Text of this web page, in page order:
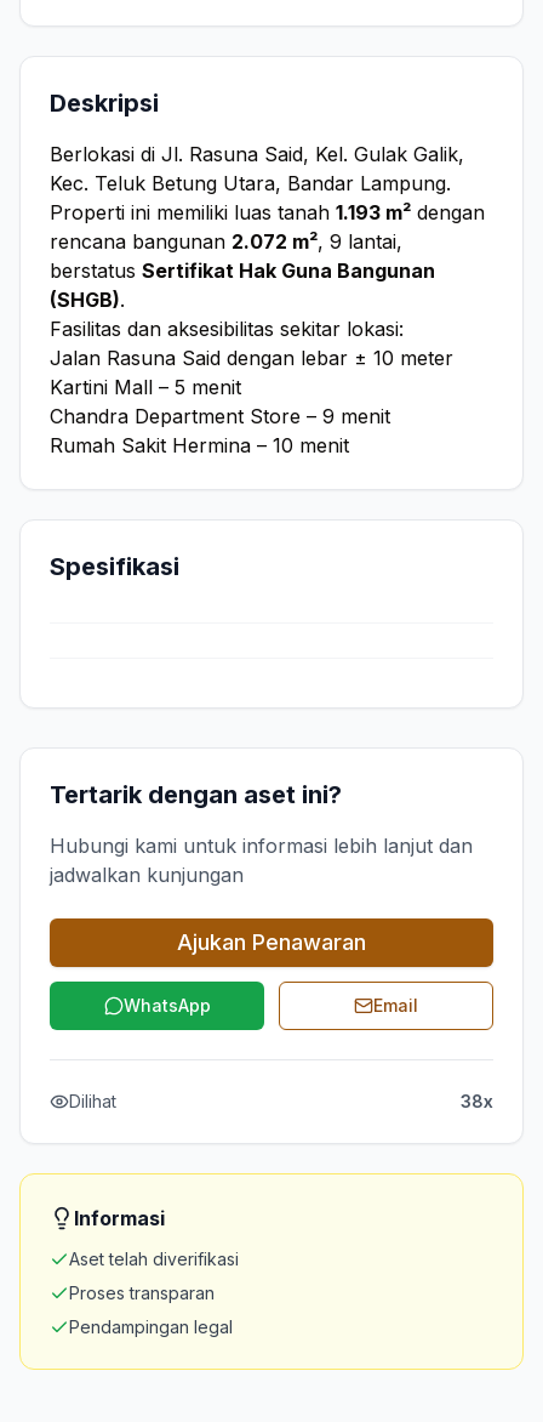
Deskripsi
Berlokasi di Jl. Rasuna Said, Kel. Gulak Galik,
Kec. Teluk Betung Utara, Bandar Lampung.
Properti ini memiliki luas tanah 1.193 m² dengan
rencana bangunan 2.072 m², 9 lantai,
berstatus Sertifikat Hak Guna Bangunan
(SHGB).
Fasilitas dan aksesibilitas sekitar lokasi:
Jalan Rasuna Said dengan lebar ± 10 meter
Kartini Mall – 5 menit
Chandra Department Store – 9 menit
Rumah Sakit Hermina – 10 menit
Spesifikasi
Tertarik dengan aset ini?
Hubungi kami untuk informasi lebih lanjut dan
jadwalkan kunjungan
Ajukan Penawaran
WhatsApp Email
Dilihat 38x
Informasi
Aset telah diverifikasi
Proses transparan
Pendampingan legal